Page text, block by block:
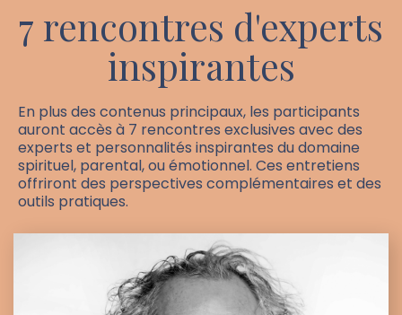
7 rencontres d'experts
inspirantes
En plus des contenus principaux, les participants
auront accès à 7 rencontres exclusives avec des
experts et personnalités inspirantes du domaine
spirituel, parental, ou émotionnel. Ces entretiens
offriront des perspectives complémentaires et des
outils pratiques.